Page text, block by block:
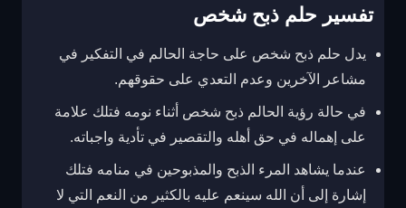
تفسير حلم ذبح شخص
يدل حلم ذبح شخص على حاجة الحالم في التفكير في
مشاعر الآخرين وعدم التعدي على حقوقهم.
في حالة رؤية الحالم ذبح شخص أثناء نومه فتلك علامة
على إهماله في حق أهله والتقصير في تأدية واجباته.
عندما يشاهد المرء الذبح والمذبوحين في منامه فتلك
إشارة إلى أن الله سينعم عليه بالكثير من النعم التي لا